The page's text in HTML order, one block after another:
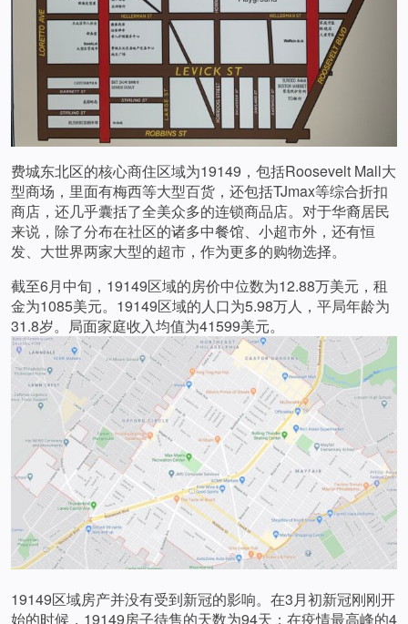
费城东北区的核心商住区域为19149，包括Roosevelt Mall大
型商场，里面有梅西等大型百货，还包括TJmax等综合折扣
商店，还几乎囊括了全美众多的连锁商品店。对于华裔居民
来说，除了分布在社区的诸多中餐馆、小超市外，还有恒
发、大世界两家大型的超市，作为更多的购物选择。
截至6月中旬，19149区域的房价中位数为12.88万美元，租
金为1085美元。19149区域的人口为5.98万人，平局年龄为
31.8岁。局面家庭收入均值为41599美元。
19149区域房产并没有受到新冠的影响。在3月初新冠刚刚开
始的时候，19149房子待售的天数为94天；在疫情最高峰的4